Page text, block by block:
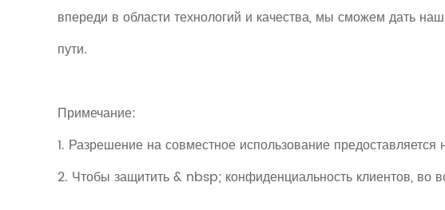
впереди в области технологий и качества, мы сможем дать
пути.
Примечание:
1. Разрешение на совместное использование
2. Чтобы защитить & nbsp; конфиденциальность клиентов,